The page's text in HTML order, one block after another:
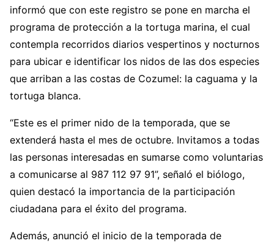
informó que con este registro se pone en marcha el
programa de protección a la tortuga marina, el cual
contempla recorridos diarios vespertinos y nocturnos
para ubicar e identificar los nidos de las dos especies
que arriban a las costas de Cozumel: la caguama y la
tortuga blanca.
“Este es el primer nido de la temporada, que se
extenderá hasta el mes de octubre. Invitamos a todas
las personas interesadas en sumarse como voluntarias
a comunicarse al 987 112 97 91”, señaló el biólogo,
quien destacó la importancia de la participación
ciudadana para el éxito del programa.
Además, anunció el inicio de la temporada de